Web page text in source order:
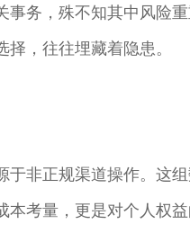
事务，殊不知其中风险
，往往埋藏着隐患。
于非正规渠道操作。这
考量，更是对个人权益